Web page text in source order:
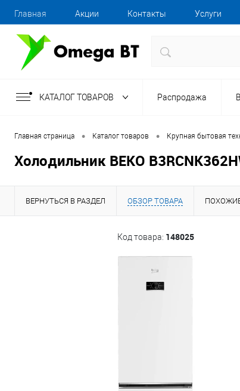
Главная Акции Контакты Услуги
КАТАЛОГ ТОВАРОВ Распродажа
Главная страница • Каталог товаров • Крупная бытовая
Холодильник BEKO
ВЕРНУТЬСЯ В РАЗДЕЛ ОБЗОР ТОВАРА
Код товара: 148025